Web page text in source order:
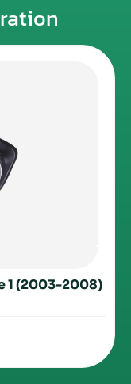
1 (2003-2008)